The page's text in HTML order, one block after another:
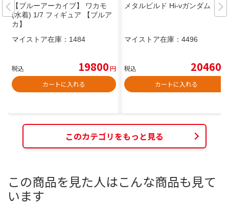
【ブルーアーカイブ】 ワカモ
(水着) 1/7 フィギュア 【ブルア
カ】
マイストア在庫： 1484
税込 19800円
カートに入れる
メタルビルド Hi-νガンダム
マイストア在庫： 4496
税込 20460
カートに入れる
このカテゴリをもっと見る
この商品を見た人はこんな商品も見て
います